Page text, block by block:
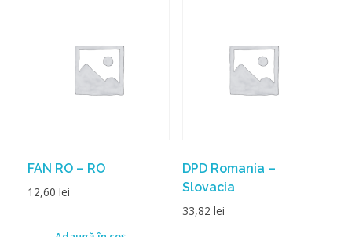
FAN RO – RO
12,60 lei
DPD Romania –
Slovacia
33,82 lei